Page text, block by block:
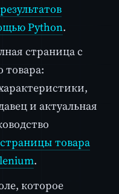
Python.
страница с
товара:
и актуальная
товара
.
которое